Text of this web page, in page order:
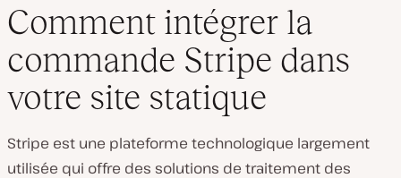
Comment intégrer la
commande Stripe dans
votre site statique
Stripe est une plateforme technologique largement
utilisée qui offre des solutions de traitement des